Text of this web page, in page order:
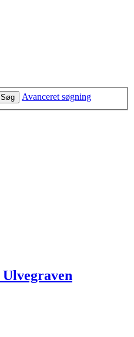
Søg Avanceret søgning